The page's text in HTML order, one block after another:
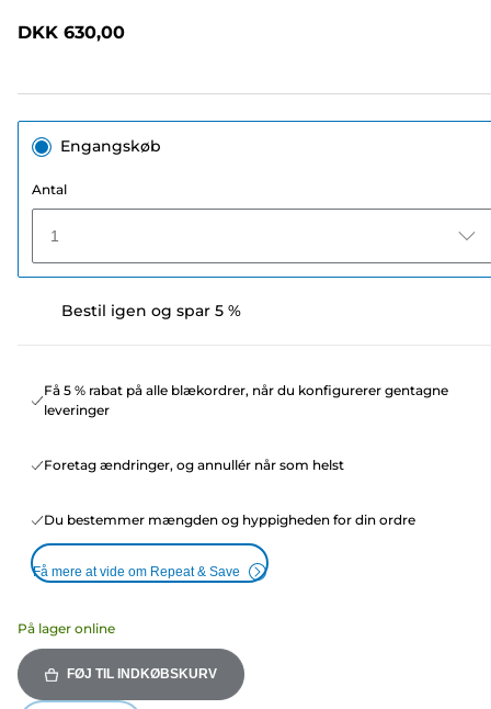
DKK 630,00
Engangskøb
Antal
1
Bestil igen og spar 5 %
Få 5 % rabat på alle blækordrer, når du konfigurerer gentagne
leveringer
Foretag ændringer, og annullér når som helst
Du bestemmer mængden og hyppigheden for din ordre
Få mere at vide om Repeat & Save
På lager online
FØJ TIL INDKØBSKURV